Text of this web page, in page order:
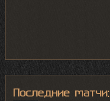
Последние матчи: